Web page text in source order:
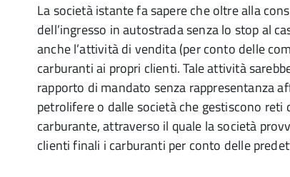
La società istante fa sapere che oltre alla
dell’ingresso in autostrada senza lo stop al
anche l’attività di vendita (per conto delle
carburanti ai propri clienti. Tale attività
rapporto di mandato senza rappresentanza
petrolifere o dalle società che gestiscono reti
carburante, attraverso il quale la società
clienti finali i carburanti per conto delle